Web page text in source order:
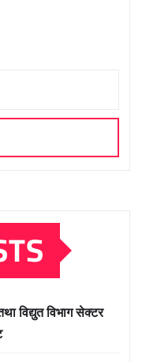
विद्युत विभाग सेक्टर